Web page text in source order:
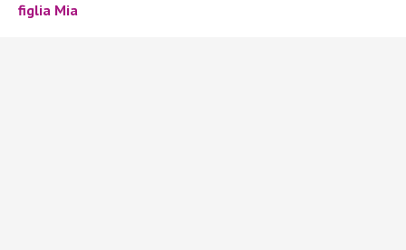
figlia Mia